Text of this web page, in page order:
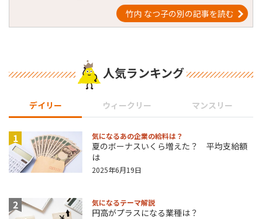
竹内 なつ子の別の記事を読む
人気ランキング
デイリー ウィークリー マンスリー
1 気になるあの企業の給料は？
夏のボーナスいくら増えた？ 平均支給額
は
2025年6月19日
2 気になるテーマ解説
円高がプラスになる業種は？